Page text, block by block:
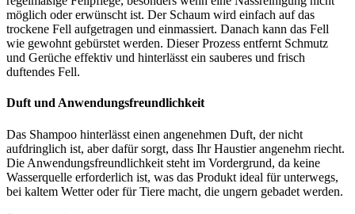
möglich oder erwünscht ist. Der Schaum wird einfach auf das
trockene Fell aufgetragen und einmassiert. Danach kann das Fell
wie gewohnt gebürstet werden. Dieser Prozess entfernt Schmutz
und Gerüche effektiv und hinterlässt ein sauberes und frisch
duftendes Fell.
Duft und Anwendungsfreundlichkeit
Das Shampoo hinterlässt einen angenehmen Duft, der nicht
aufdringlich ist, aber dafür sorgt, dass Ihr Haustier angenehm riecht.
Die Anwendungsfreundlichkeit steht im Vordergrund, da keine
Wasserquelle erforderlich ist, was das Produkt ideal für unterwegs,
bei kaltem Wetter oder für Tiere macht, die ungern gebadet werden.